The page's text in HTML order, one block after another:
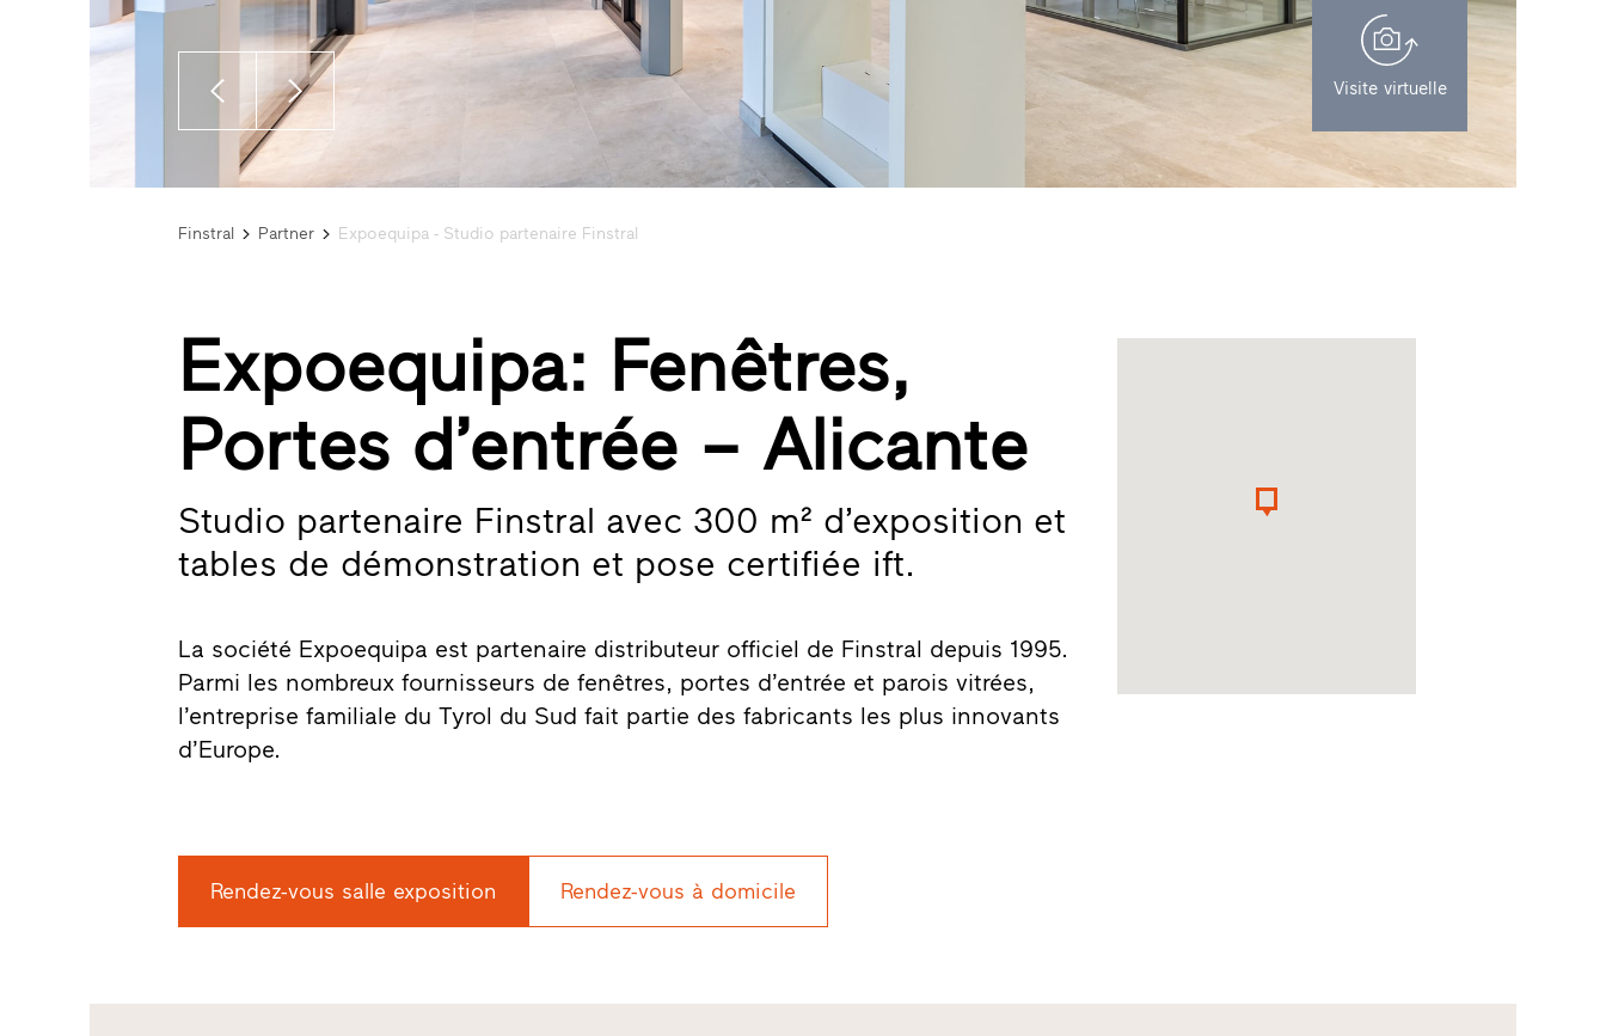
Visite virtuelle
Finstral Partner Expoequipa - Studio partenaire Finstral
Expoequipa: Fenêtres,
Portes d’entrée – Alicante
Studio partenaire Finstral avec 300 m² d’exposition et
tables de démonstration et pose certifiée ift.
La société Expoequipa est partenaire distributeur officiel de Finstral depuis 1995.
Parmi les nombreux fournisseurs de fenêtres, portes d’entrée et parois vitrées,
l’entreprise familiale du Tyrol du Sud fait partie des fabricants les plus innovants
d’Europe.
Rendez-vous salle exposition Rendez-vous à domicile